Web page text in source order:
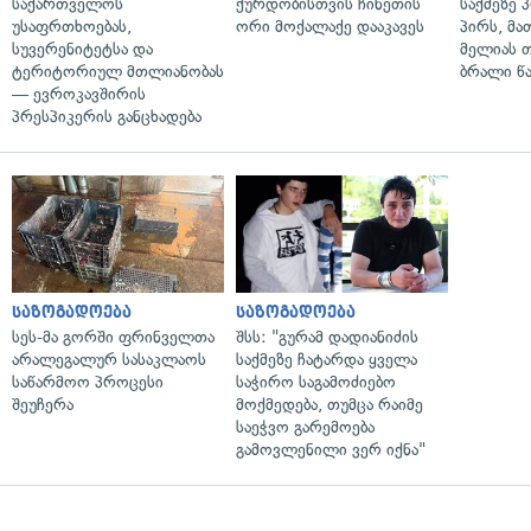
საქართველოს
უსაფრთხოებას,
სუვერენიტეტსა და
ტერიტორიულ მთლიანობას
— ევროკავშირის
პრესპიკერის განცხადება
ქურდობისთვის ჩინეთის
ორი მოქალაქე დააკავეს
საქმეზე
პირს,
მელიას
ბრალი
საზოგადოება
სეს-მა გორში ფრინველთა
არალეგალურ სასაკლაოს
საწარმოო პროცესი
შეუჩერა
საზოგადოება
შსს: "გურამ დადიანიძის
საქმეზე ჩატარდა ყველა
საჭირო საგამოძიებო
მოქმედება, თუმცა რაიმე
საეჭვო გარემოება
გამოვლენილი ვერ იქნა"